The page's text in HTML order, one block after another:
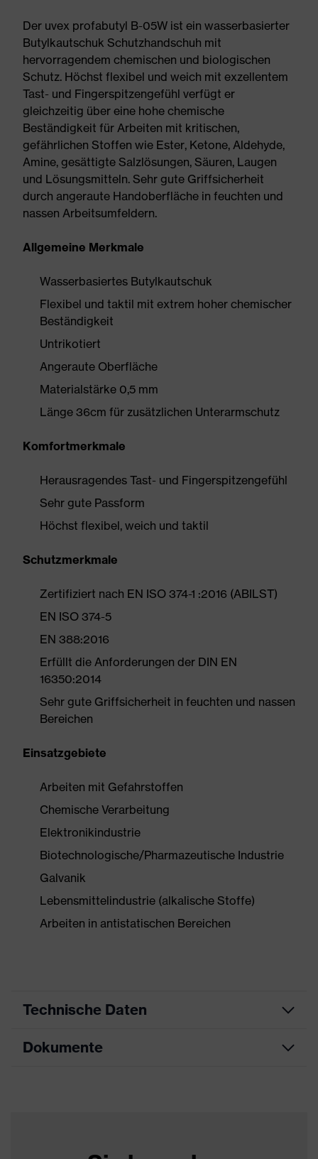
Der uvex profabutyl B-05W ist ein wasserbasierter
Butylkautschuk Schutzhandschuh mit
hervorragendem chemischen und biologischen
Schutz. Höchst flexibel und weich mit exzellentem
Tast- und Fingerspitzengefühl verfügt er
gleichzeitig über eine hohe chemische
Beständigkeit für Arbeiten mit kritischen,
gefährlichen Stoffen wie Ester, Ketone, Aldehyde,
Amine, gesättigte Salzlösungen, Säuren, Laugen
und Lösungsmitteln. Sehr gute Griffsicherheit
durch angeraute Handoberfläche in feuchten und
nassen Arbeitsumfeldern.
Allgemeine Merkmale
Wasserbasiertes Butylkautschuk
Flexibel und taktil mit extrem hoher chemischer
Beständigkeit
Untrikotiert
Angeraute Oberfläche
Materialstärke 0,5 mm
Länge 36cm für zusätzlichen Unterarmschutz
Komfortmerkmale
Herausragendes Tast- und Fingerspitzengefühl
Sehr gute Passform
Höchst flexibel, weich und taktil
Schutzmerkmale
Zertifiziert nach EN ISO 374-1 :2016 (ABILST)
EN ISO 374-5
EN 388:2016
Erfüllt die Anforderungen der DIN EN
16350:2014
Sehr gute Griffsicherheit in feuchten und nassen
Bereichen
Einsatzgebiete
Arbeiten mit Gefahrstoffen
Chemische Verarbeitung
Elektronikindustrie
Biotechnologische/Pharmazeutische Industrie
Galvanik
Lebensmittelindustrie (alkalische Stoffe)
Arbeiten in antistatischen Bereichen
Technische Daten
Produktart
Dokumente